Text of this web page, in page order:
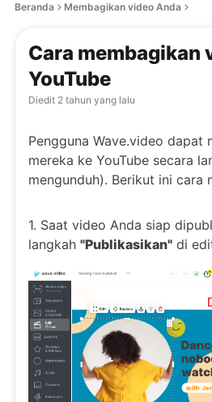
Beranda Membagikan video Anda
Cara membagikan
YouTube
Diedit 2 tahun yang lalu
Pengguna Wave.video dapat
mereka ke YouTube secara
mengunduh). Berikut ini cara
1. Saat video Anda siap
langkah "Publikasikan" di